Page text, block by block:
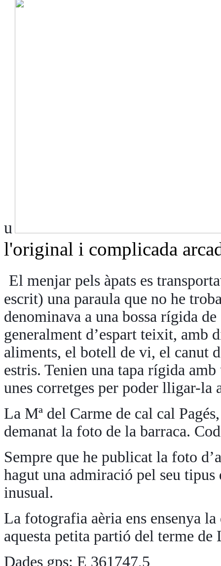
u
l'original i complicada
El menjar pels àpats es
escrit) una paraula que no he
denominava a una bossa rígida
generalment d’espart teixit, amb
aliments, el botell de vi, el canut
estris. Tenien una tapa rígida
unes corretges per poder lligar-la
La Mª del Carme de cal cal
demanat la foto de la barraca.
Sempre que he publicat la foto
hagut una admiració pel seu
inusual.
La fotografia aèria ens ensenya
aquesta petita partió del terme de
Dades gps: E 361747,5